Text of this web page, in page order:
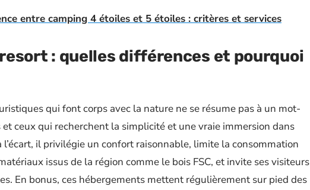
entre camping 4 étoiles et 5 étoiles : critères et services
: quelles différences et pourquoi
qui font corps avec la nature ne se résume pas à un mot-
et ceux qui recherchent la simplicité et une vraie immersion dans
l’écart, il privilégie un confort raisonnable, limite la consommation
issus de la région comme le bois FSC, et invite ses visiteurs
En bonus, ces hébergements mettent régulièrement sur pied des